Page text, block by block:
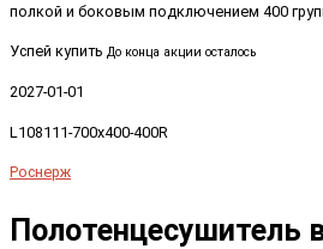
Успей купить До конца акции осталось
2027-01-01
L108111-700x400-400R
Роснерж
Полотенцесушитель